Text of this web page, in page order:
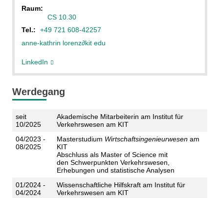
Raum:
CS 10.30
Tel.:
+49 721 608-42257
anne-kathrin lorenz∂kit edu
LinkedIn
Werdegang
seit
10/2025
Akademische Mitarbeiterin am Institut für
Verkehrswesen am KIT
04/2023 -
08/2025
Masterstudium Wirtschaftsingenieurwesen am
KIT
Abschluss als Master of Science mit
den Schwerpunkten Verkehrswesen,
Erhebungen und statistische Analysen
01/2024 -
04/2024
Wissenschaftliche Hilfskraft am Institut für
Verkehrswesen am KIT